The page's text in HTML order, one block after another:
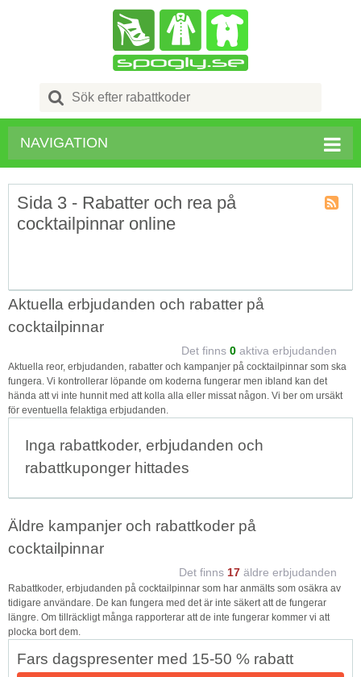
Search
for:
NAVIGATION
Sida 3 - Rabatter och rea på
cocktailpinnar online
Aktuella erbjudanden och rabatter på
cocktailpinnar
Det finns 0 aktiva erbjudanden
Aktuella reor, erbjudanden, rabatter och kampanjer på cocktailpinnar som ska
fungera. Vi kontrollerar löpande om koderna fungerar men ibland kan det
hända att vi inte hunnit med att kolla alla eller missat någon. Vi ber om ursäkt
för eventuella felaktiga erbjudanden.
Inga rabattkoder, erbjudanden och
rabattkuponger hittades
Äldre kampanjer och rabattkoder på
cocktailpinnar
Det finns 17 äldre erbjudanden
Rabattkoder, erbjudanden på cocktailpinnar som har anmälts som osäkra av
tidigare användare. De kan fungera med det är inte säkert att de fungerar
längre. Om tillräckligt många rapporterar att de inte fungerar kommer vi att
plocka bort dem.
Fars dagspresenter med 15-50 % rabatt